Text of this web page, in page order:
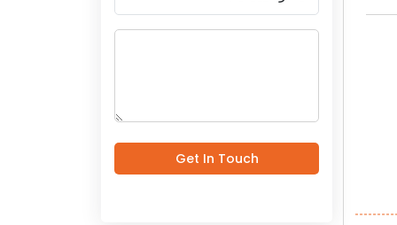
Get In Touch